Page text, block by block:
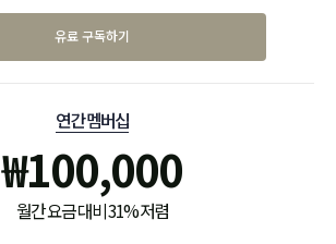
유료 구독하기
연간 멤버십
₩100,000
월간 요금 대비 31% 저렴